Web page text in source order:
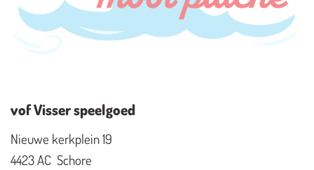
vof Visser speelgoed
Nieuwe kerkplein 19
4423 AC Schore